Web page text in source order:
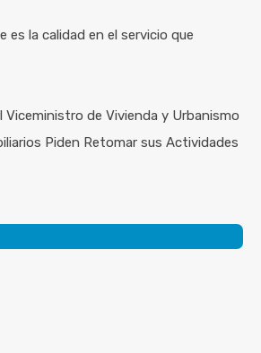
es la calidad en el servicio que
Viceministro de Vivienda y Urbanismo
Piden Retomar sus Actividades